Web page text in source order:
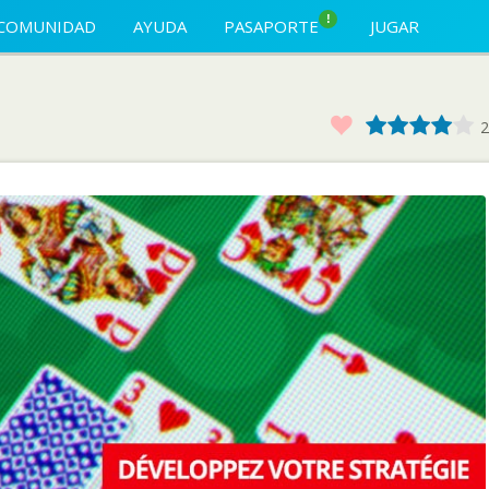
AYUDA PASAPORTE ! JUGAR
Favorito3
2
1